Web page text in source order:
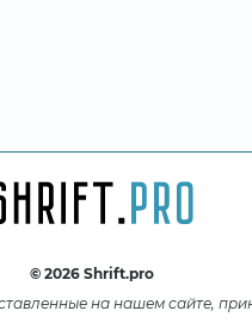
© 2026 Shrift.pro
на нашем сайте,